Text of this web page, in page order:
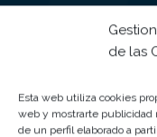
de las
Esta web utiliza cookies
web y mostrarte publicidad
de un perfil elaborado a
De lunes a